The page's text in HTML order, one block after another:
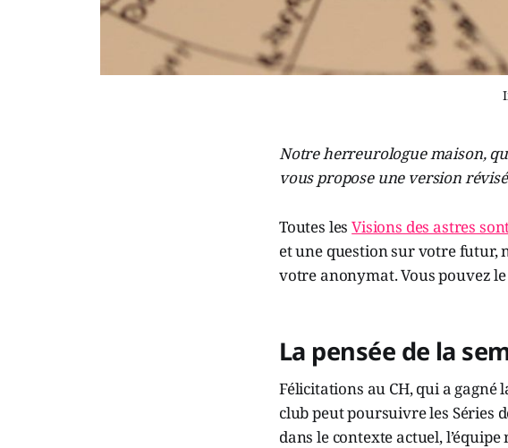
Notre herreurologue maison,
vous propose une version
Toutes lesVisions des astres
et une question sur votre
votre anonymat. Vous pouvez
La pensée de la
Félicitations au CH, qui a gagné
club peut poursuivre les Séries
dans le contexte actuel,